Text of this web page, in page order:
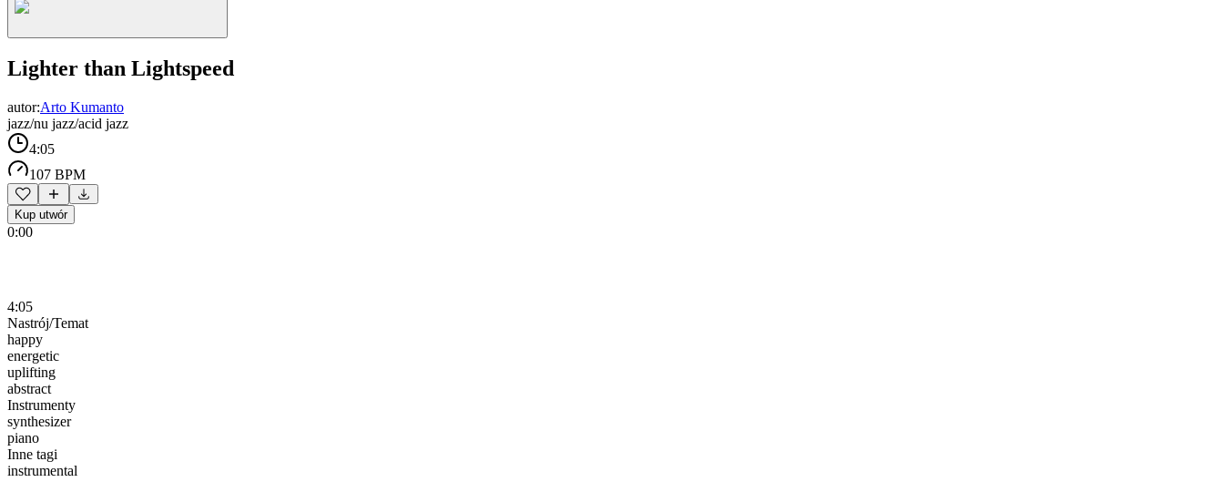
Lighter than Lightspeed
autor:Arto Kumanto
jazz/nu jazz/acid jazz
4:05
107 BPM
Kup utwór
0:00
4:05
Nastrój/Temat
happy
energetic
uplifting
abstract
Instrumenty
synthesizer
piano
Inne tagi
instrumental